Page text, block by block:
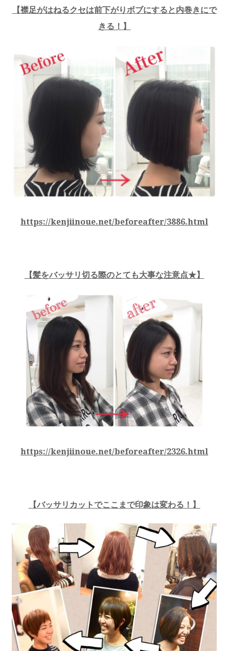
【襟足がはねるクセは前下がりボブにすると内巻きにで
きる！ 】
https://kenjiinoue.net/beforeafter/3886.html
【髪をバッサリ切る際のとても大事な注意点★】
https://kenjiinoue.net/beforeafter/2326.html
【バッサリカットでここまで印象は変わる！】